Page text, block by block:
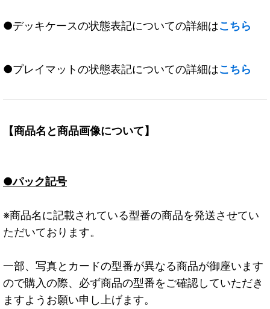
●デッキケースの状態表記についての詳細はこちら
●プレイマットの状態表記についての詳細はこちら
【商品名と商品画像について】
●パック記号
※商品名に記載されている型番の商品を発送させてい
ただいております。
一部、写真とカードの型番が異なる商品が御座います
ので購入の際、必ず商品の型番をご確認していただき
ますようお願い申し上げます。